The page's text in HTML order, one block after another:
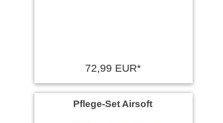
72,99 EUR*
Pflege-Set Airsoft